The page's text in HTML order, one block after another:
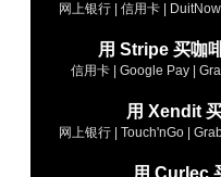
网上银行 | 信用卡 |
用 Stripe 买咖
信用卡 | Google Pay |
用 Xendit
网上银行 | Touch'nGo |